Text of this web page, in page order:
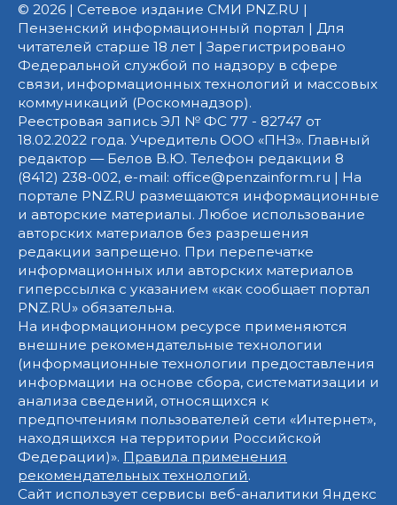
© 2026 | Сетевое издание СМИ PNZ.RU |
Пензенский информационный портал | Для
читателей старше 18 лет | Зарегистрировано
Федеральной службой по надзору в сфере
связи, информационных технологий и массовых
коммуникаций (Роскомнадзор).
Реестровая запись ЭЛ № ФС 77 - 82747 от
18.02.2022 года. Учредитель ООО «ПНЗ». Главный
редактор — Белов В.Ю. Телефон редакции 8
(8412) 238-002, e-mail: office@penzainform.ru | На
портале PNZ.RU размещаются информационные
и авторские материалы. Любое использование
авторских материалов без разрешения
редакции запрещено. При перепечатке
информационных или авторских материалов
гиперссылка с указанием «как сообщает портал
PNZ.RU» обязательна.
На информационном ресурсе применяются
внешние рекомендательные технологии
(информационные технологии предоставления
информации на основе сбора, систематизации и
анализа сведений, относящихся к
предпочтениям пользователей сети «Интернет»,
находящихся на территории Российской
Федерации)». Правила применения
рекомендательных технологий.
Сайт использует сервисы веб-аналитики Яндекс